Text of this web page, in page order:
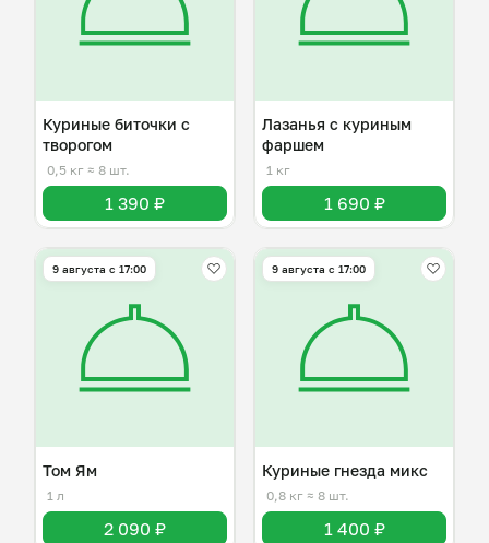
Куриные биточки с
творогом
0,5 кг ≈ 8 шт.
1 390 ₽
Лазанья с куриным
фаршем
1 кг
1 690 ₽
9 августа с 17:00
Том Ям
1 л
2 090 ₽
9 августа с 17:00
Куриные гнезда микс
0,8 кг ≈ 8 шт.
1 400 ₽